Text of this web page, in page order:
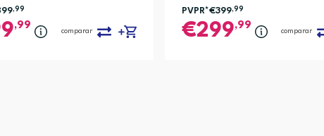
,99
,99
comparar
PVPR*€399,99
299,99
comparar